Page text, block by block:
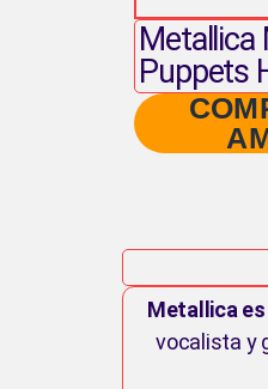
Metallica
Puppets
Metallica
vocalista y